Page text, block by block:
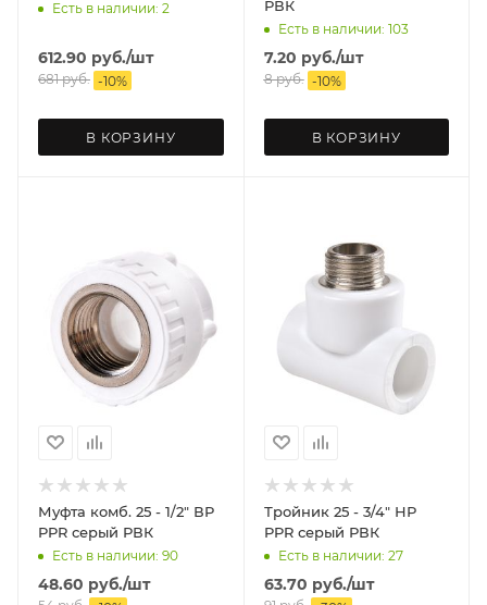
Есть в наличии: 2
612.90 руб./шт
681руб. -10%
В КОРЗИНУ
РВК
Есть в наличии: 103
7.20 руб./шт
8руб. -10%
В КОРЗИНУ
Муфта комб. 25 - 1/2" ВР
PPR серый РВК
Есть в наличии: 90
48.60 руб./шт
Тройник 25 - 3/4" НР
PPR серый РВК
Есть в наличии: 27
63.70 руб./шт